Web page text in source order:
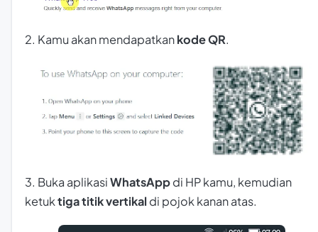
2. Kamu akan mendapatkankode QR.
3. Buka aplikasiWhatsAppdi HP kamu, kemudian
ketuktiga titik vertikaldi pojok kanan atas.